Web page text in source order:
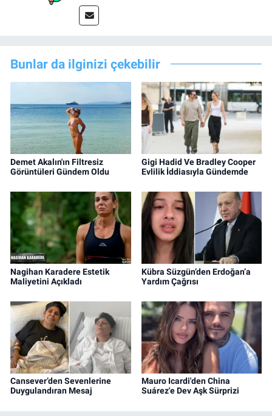
Bunlar da ilginizi çekebilir
Demet Akalın'ın Filtresiz
Görüntüleri Gündem Oldu
Gigi Hadid Ve Bradley Cooper
Evlilik İddiasıyla Gündemde
Nagihan Karadere Estetik
Maliyetini Açıkladı
Kübra Süzgün’den Erdoğan’a
Yardım Çağrısı
Cansever’den Sevenlerine
Duygulandıran Mesaj
Mauro Icardi'den China
Suárez'e Dev Aşk Sürprizi